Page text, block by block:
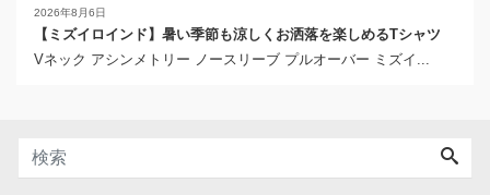
2026年8月6日
【ミズイロインド】暑い季節も涼しくお洒落を楽しめるTシャツ
Vネック アシンメトリー ノースリーブ プルオーバー ミズイ...